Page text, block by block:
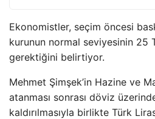
Ekonomistler, seçim öncesi
kurunun normal seviyesinin 25
gerektiğini belirtiyor.
Mehmet Şimşek’in Hazine ve
atanması sonrası döviz
kaldırılmasıyla birlikte Türk